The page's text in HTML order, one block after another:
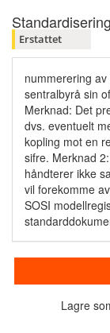
Erstattet
nummerering
sentralbyrå sin
Merknad: Det
dvs. eventuelt
kopling mot en
sifre. Merknad
håndterer ikke
vil forekomme
SOSI
Lagre